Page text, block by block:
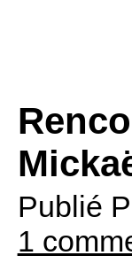
Publié
1